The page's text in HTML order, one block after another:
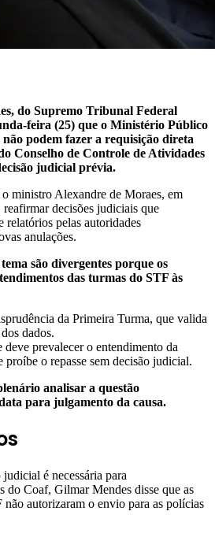
do Supremo Tribunal Federal
feira (25) que o Ministério Público
podem fazer a requisição direta
Conselho de Controle de Atividades
judicial prévia.
ministro Alexandre de Moraes, em
decisões judiciais que
relatórios pelas autoridades
anulações.
são divergentes porque os
das turmas do STF às
da Primeira Turma, que valida
dados.
prevalecer o entendimento da
proíbe o repasse sem decisão judicial.
analisar a questão
para julgamento da causa.
é necessária para
do Coaf, Gilmar Mendes disse que as
não autorizaram o envio para as polícias